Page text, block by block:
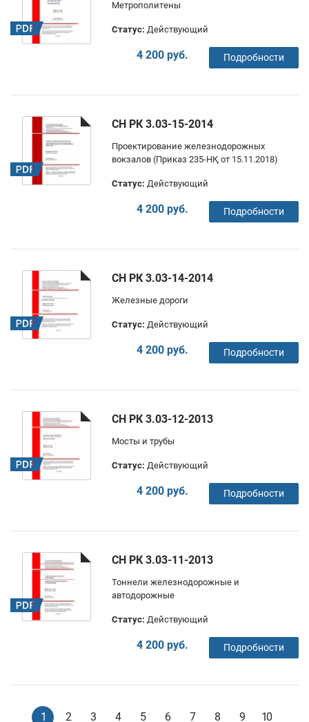
Метрополитены
Статус: Действующий
4 200 руб. Подробности
СН РК 3.03-15-2014
Проектирование железнодорожных
вокзалов (Приказ 235-НҚ от 15.11.2018)
Статус: Действующий
4 200 руб. Подробности
СН РК 3.03-14-2014
Железные дороги
Статус: Действующий
4 200 руб. Подробности
СН РК 3.03-12-2013
Мосты и трубы
Статус: Действующий
4 200 руб. Подробности
СН РК 3.03-11-2013
Тоннели железнодорожные и
автодорожные
Статус: Действующий
4 200 руб. Подробности
1 2 3 4 5 6 7 8 9 10